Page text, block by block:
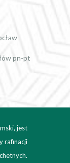
pn-pt
jest
rafinacji